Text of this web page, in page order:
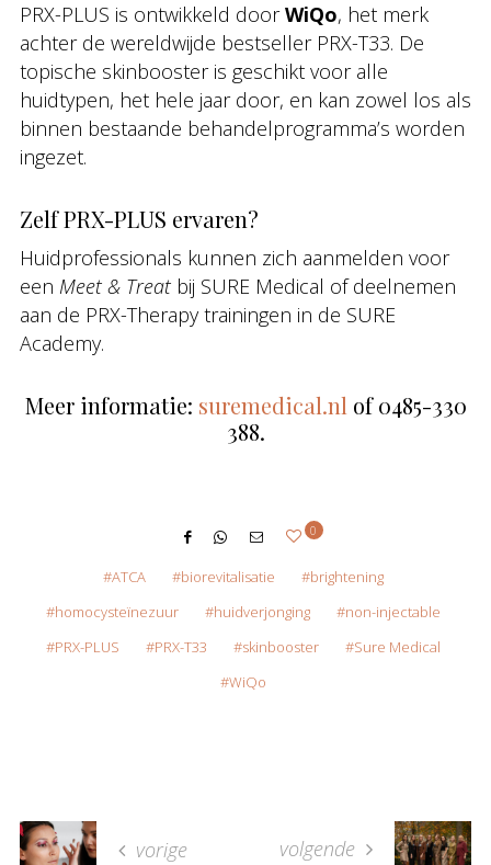
PRX-PLUS is ontwikkeld doorWiQo, het merk
achter de wereldwijde bestseller PRX-T33. De
topische skinbooster is geschikt voor alle
huidtypen, het hele jaar door, en kan zowel los als
binnen bestaande behandelprogramma’s worden
ingezet.
Zelf PRX-PLUS ervaren?
Huidprofessionals kunnen zich aanmelden voor
een Meet & Treat bij SURE Medical of deelnemen
aan de PRX-Therapy trainingen in de SURE
Academy.
Meer informatie: suremedical.nl of 0485-330
388.
0
ATCA biorevitalisatie
brightening
homocysteïnezuur
huidverjonging
non-injectable
PRX-PLUS
PRX-T33 skinbooster
Sure Medical
WiQo
vorige volgende